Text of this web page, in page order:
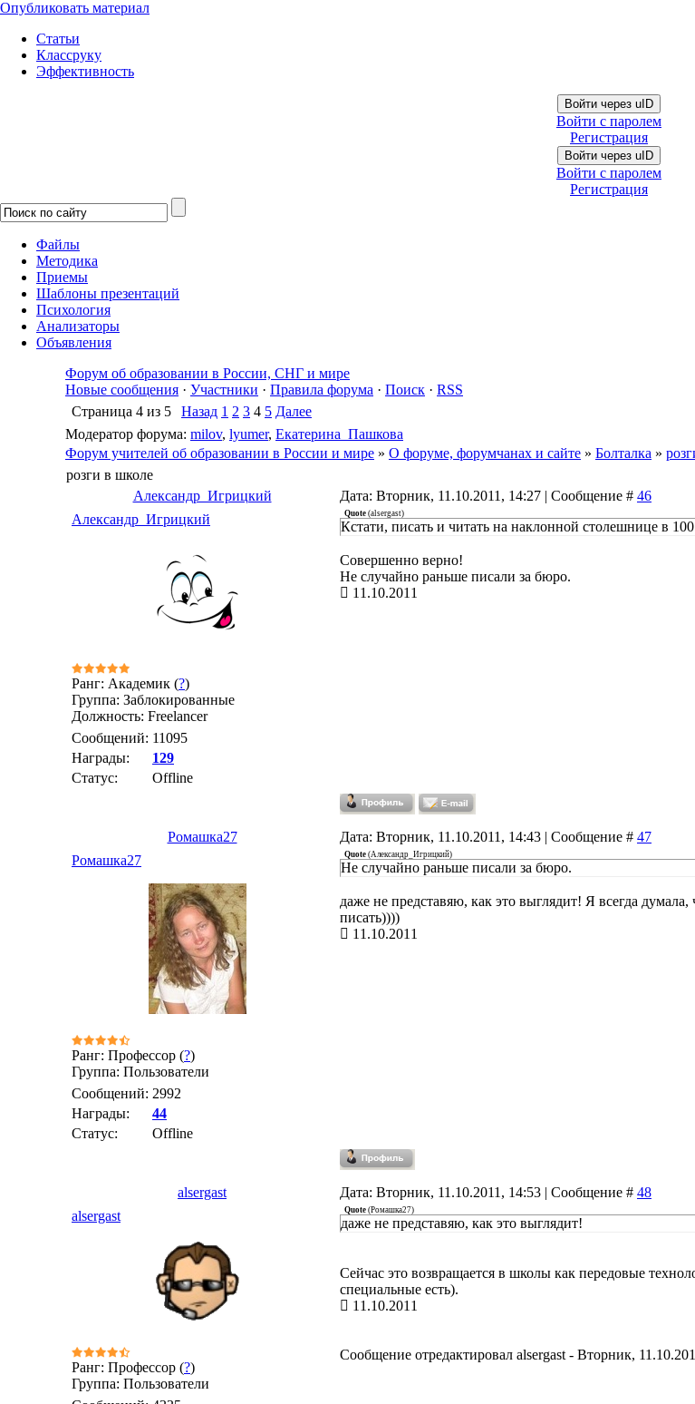
Опубликовать материал
Статьи
Классруку
Эффективность
Войти через uID
Войти с паролем
Регистрация
Войти через uID
Войти с паролем
Регистрация
Файлы
Методика
Приемы
Шаблоны презентаций
Психология
Анализаторы
Объявления
Форум об образовании в России, СНГ и мире
Новые сообщения · Участники · Правила форума · Поиск · RSS
Страница 4 из 5 Назад 1 2 3 4 5 Далее
Модератор форума: milov, lyumer, Екатерина_Пашкова
Форум учителей об образовании в России и мире » О форуме, форумчанах и сайте » Болталка »
розги в школе
Александр_Игрицкий
Дата: Вторник, 11.10.2011, 14:27 | Сообщение # 46
Александр_Игрицкий
Ранг: Академик (?)
Группа: Заблокированные
Должность: Freelancer
Сообщений: 11095
Награды:
129
Статус:
Offline
Quote (alsergast)
Кстати, писать и читать на наклонной столешнице в 100
Совершенно верно!
Не случайно раньше писали за бюро.
11.10.2011
Ромашка27 Дата: Вторник, 11.10.2011, 14:43 | Сообщение # 47
Ромашка27
Ранг: Профессор (?)
Группа: Пользователи
Сообщений: 2992
Награды:
44
Статус:
Offline
Quote (Александр_Игрицкий)
Не случайно раньше писали за бюро.
даже не представяю, как это выглядит! Я всегда
писать))))
11.10.2011
alsergast Дата: Вторник, 11.10.2011, 14:53 | Сообщение # 48
alsergast
Ранг: Профессор (?)
Группа: Пользователи
Quote (Ромашка27)
даже не представяю, как это выглядит!
Сейчас это возвращается в школы как передовые
специальные есть).
11.10.2011
Сообщение отредактировал alsergast - Вторник,